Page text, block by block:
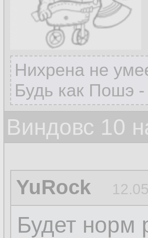
Нихрена не
Будь как Пошэ -
Виндовс 10
YuRock
Будет норм